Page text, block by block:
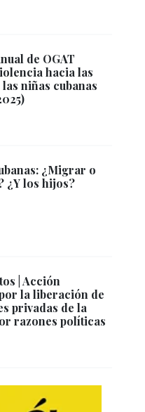
de OGAT
hacia las
niñas cubanas
¿Migrar o
¿Y los hijos?
| Acción
la liberación de
privadas de la
razones políticas